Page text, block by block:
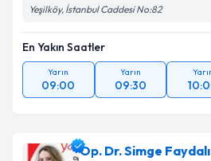
Yeşilköy, İstanbul Caddesi No:82
En Yakın Saatler
Yarın
09:00
Yarın
09:30
Op. Dr. Simge